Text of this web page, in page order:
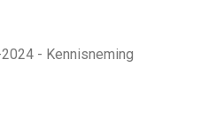
- Kennisneming